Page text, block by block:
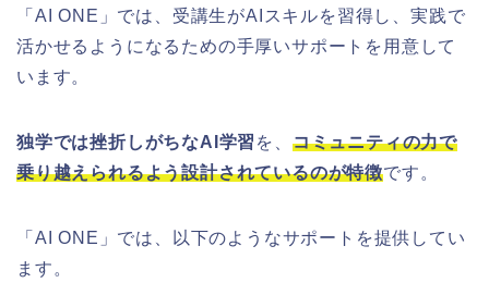
「AI ONE」では、受講生がAIスキルを習得し、実践で
活かせるようになるための手厚いサポートを用意して
います。
独学では挫折しがちなAI学習 を、 コミュニティの力で
乗り越えられるよう設計されているのが特徴です。
「AI ONE」では、以下のようなサポートを提供してい
ます。